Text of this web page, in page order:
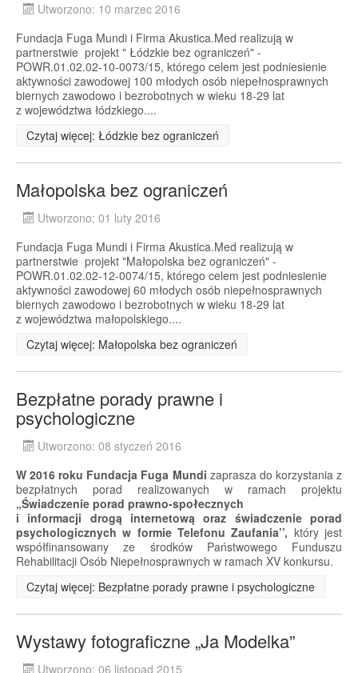
Utworzono: 10 marzec 2016
Fundacja Fuga Mundi i Firma Akustica.Med realizują w
partnerstwie projekt " Łódzkie bez ograniczeń" -
POWR.01.02.02-10-0073/15, którego celem jest podniesienie
aktywności zawodowej 100 młodych osób niepełnosprawnych
biernych zawodowo i bezrobotnych w wieku 18-29 lat
z województwa łódzkiego....
Czytaj więcej: Łódzkie bez ograniczeń
Małopolska bez ograniczeń
Utworzono: 01 luty 2016
Fundacja Fuga Mundi i Firma Akustica.Med realizują w
partnerstwie projekt "Małopolska bez ograniczeń" -
POWR.01.02.02-12-0074/15, którego celem jest podniesienie
aktywności zawodowej 60 młodych osób niepełnosprawnych
biernych zawodowo i bezrobotnych w wieku 18-29 lat
z województwa małopolskiego....
Czytaj więcej: Małopolska bez ograniczeń
Bezpłatne porady prawne i
psychologiczne
Utworzono: 08 styczeń 2016
W 2016 roku Fundacja Fuga Mundi zaprasza do korzystania z
bezpłatnych porad realizowanych w ramach projektu
„Świadczenie porad prawno-społecznych
i informacji drogą internetową oraz świadczenie porad
psychologicznych w formie Telefonu Zaufania’’, który jest
współfinansowany ze środków Państwowego Funduszu
Rehabilitacji Osób Niepełnosprawnych w ramach XV konkursu.
Czytaj więcej: Bezpłatne porady prawne i psychologiczne
Wystawy fotograficzne „Ja Modelka”
Utworzono: 06 listopad 2015